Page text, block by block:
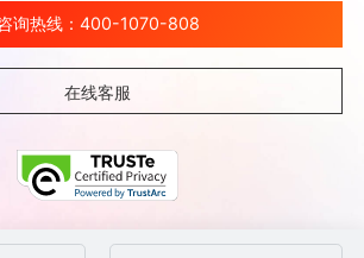
询热线：400-1070-808
在线客服
公司 2026 Ksyun All Rights Reserved Kingsoft Corp.